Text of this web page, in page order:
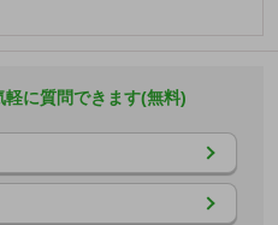
軽に質問できます(無料)